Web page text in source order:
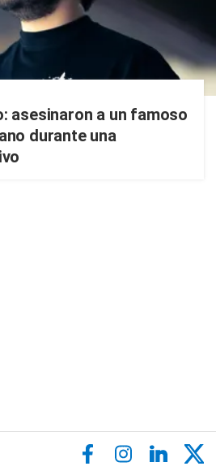
asesinaron a un famoso
durante una